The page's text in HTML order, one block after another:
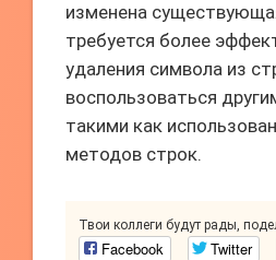
изменена
требуется более
удаления символа из
воспользоваться
такими как
методов строк.
Твои коллеги будут рады,
Facebook Twitter